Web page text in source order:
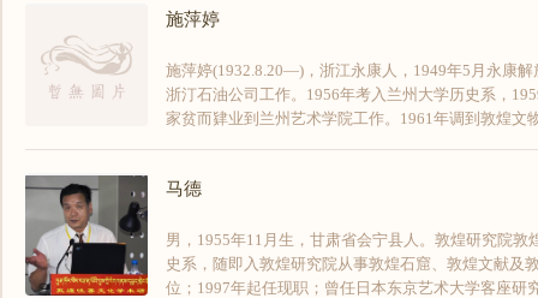
施萍婷
施萍婷(1932.8.20—)，浙江永康人，1949年5月永康
浙汀石油公司工作。1956年考入兰州大学历史系，
家贫而肄业到兰州艺术学院工作。1961年调到敦煌文
马德
男，1955年11月生，甘肃省会宁县人。敦煌研究院
史系，随即入敦煌研究院从事敦煌石窟、敦煌文献及
位；1997年起任现职；曾任日本东京艺术大学客座研